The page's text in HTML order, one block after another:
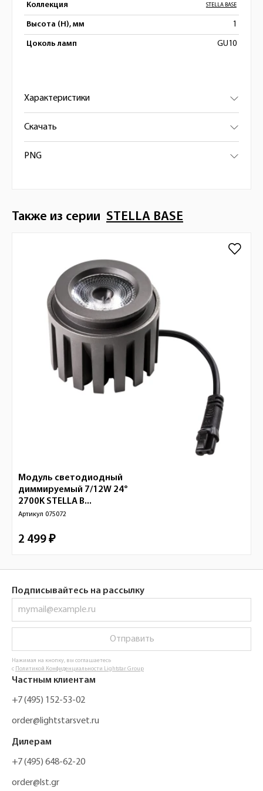
Коллекция STELLA BASE
Высота (H), мм 1
Цоколь ламп GU10
Характеристики
Скачать
PNG
Также из серии STELLA BASE
Модуль светодиодный
диммируемый 7/12W 24°
2700K STELLA B...
Артикул 075072
2 499 ₽
Подписывайтесь на рассылку
Отправить
Нажимая на кнопку, вы соглашаетесь
с Политикой Конфиденциальности Lightstar Group
Частным клиентам
+7 (495) 152-53-02
order@lightstarsvet.ru
Дилерам
+7 (495) 648-62-20
order@lst.gr